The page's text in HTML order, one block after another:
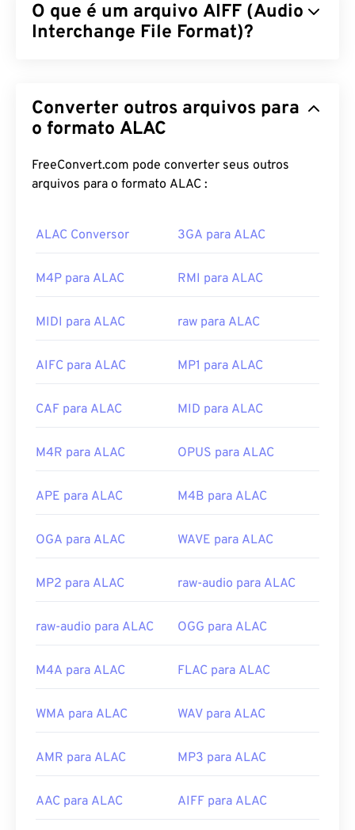
O que é um arquivo AIFF (Audio
Interchange File Format)?
digital (formato de onda) de alta qualidade. Muitos
profissionais o utilizam, principalmente usuários de
significa que não há perda de qualidade ou dados
em relação ao original, mas também significa que
musicais, o que é útil para músicos.
Como abrir um arquivo AIFF?
ouno iTunes, dependendo do sistema operacional.
Media Player,Audacity Winampe Elmedia Player
Androidou não Apple, você precisará converter o
MP3 — para abri-lo. Os produtos móveis da Apple
Desenvolvido por:
Apple Inc.
https://en.wikipedia.org/wiki/
2619569
Converter outros arquivos para
o formato ALAC
FreeConvert.com pode converter seus outros
arquivos para o formato ALAC :
ALAC Conversor 3GA para ALAC
M4P para ALAC RMI para ALAC
MIDI para ALAC raw para ALAC
AIFC para ALAC MP1 para ALAC
CAF para ALAC MID para ALAC
M4R para ALAC OPUS para ALAC
APE para ALAC M4B para ALAC
OGA para ALAC WAVE para ALAC
MP2 para ALAC raw-audio para ALAC
raw-audio para ALAC OGG para ALAC
M4A para ALAC FLAC para ALAC
WMA para ALAC WAV para ALAC
AMR para ALAC MP3 para ALAC
AAC para ALAC AIFF para ALAC